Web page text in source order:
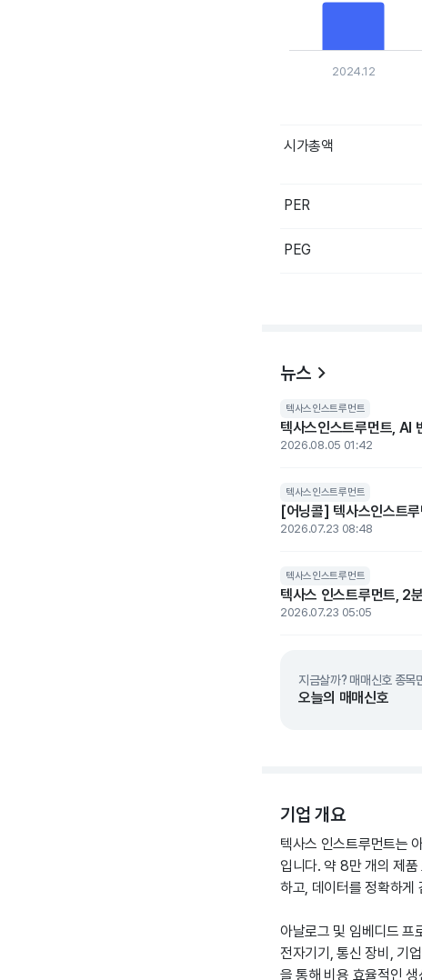
2024.12
시가총액
PER
PEG
뉴스
텍사스인스트루먼트
텍사스인스트루먼트, AI
2026.08.05 01:42
텍사스인스트루먼트
[어닝콜] 텍사스인스트
2026.07.23 08:48
텍사스인스트루먼트
텍사스 인스트루먼트, 2
2026.07.23 05:05
지금살까? 매매신호 종목
오늘의 매매신호
기업 개요
텍사스 인스트루먼트는
입니다. 약 8만 개의 제
하고, 데이터를 정확하게
아날로그 및 임베디드 프
전자기기, 통신 장비, 기
을 통해 비용 효율적인